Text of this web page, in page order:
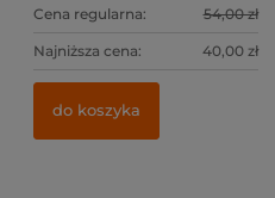
Cena regularna: 54,00 zł
Najniższa cena: 40,00 zł
do koszyka